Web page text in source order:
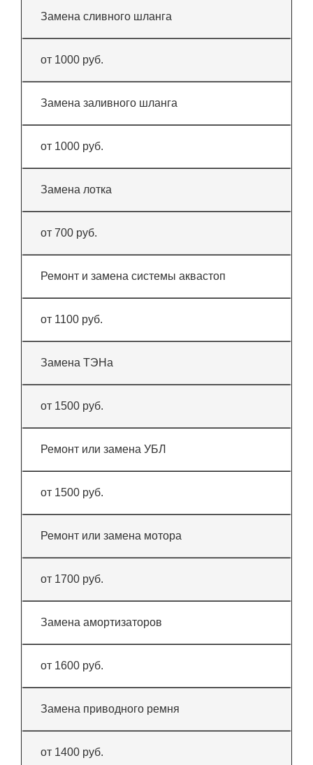
Замена сливного шланга
от 1000 руб.
Замена заливного шланга
от 1000 руб.
Замена лотка
от 700 руб.
Ремонт и замена системы аквастоп
от 1100 руб.
Замена ТЭНа
от 1500 руб.
Ремонт или замена УБЛ
от 1500 руб.
Ремонт или замена мотора
от 1700 руб.
Замена амортизаторов
от 1600 руб.
Замена приводного ремня
от 1400 руб.